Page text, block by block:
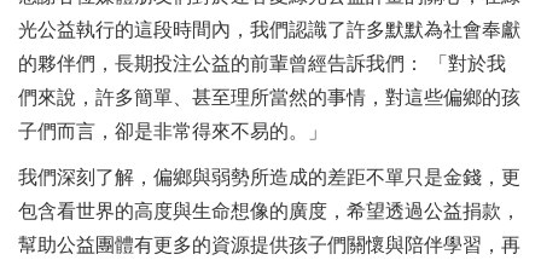
光公益執行的這段時間內，我們認識了許多默默為社會奉獻
的夥伴們，長期投注公益的前輩曾經告訴我們： 「對於我
們來說，許多簡單、甚至理所當然的事情，對這些偏鄉的孩
子們而言，卻是非常得來不易的。」
我們深刻了解，偏鄉與弱勢所造成的差距不單只是金錢，更
包含看世界的高度與生命想像的廣度，希望透過公益捐款，
幫助公益團體有更多的資源提供孩子們關懷與陪伴學習，再